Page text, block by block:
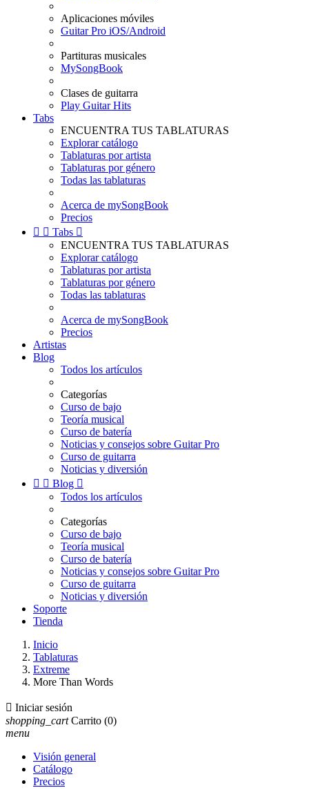
Aplicaciones móviles
Guitar Pro iOS/Android
Partituras musicales
MySongBook
Clases de guitarra
Play Guitar Hits
Tabs
ENCUENTRA TUS TABLATURAS
Explorar catálogo
Tablaturas por artista
Tablaturas por género
Todas las tablaturas
Acerca de mySongBook
Precios
  Tabs 
ENCUENTRA TUS TABLATURAS
Explorar catálogo
Tablaturas por artista
Tablaturas por género
Todas las tablaturas
Acerca de mySongBook
Precios
Artistas
Blog
Todos los artículos
Categorías
Curso de bajo
Teoría musical
Curso de batería
Noticias y consejos sobre Guitar Pro
Curso de guitarra
Noticias y diversión
  Blog 
Todos los artículos
Categorías
Curso de bajo
Teoría musical
Curso de batería
Noticias y consejos sobre Guitar Pro
Curso de guitarra
Noticias y diversión
Soporte
Tienda
Inicio
Tablaturas
Extreme
More Than Words
 Iniciar sesión
shopping_cart Carrito (0)
menu
Visión general
Catálogo
Precios